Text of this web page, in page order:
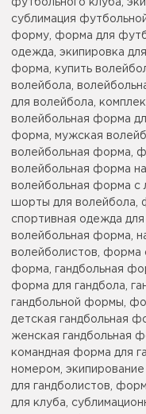
футбольного клуба,
сублимация
форму, форма для
одежда, экипировка
форма, купить
волейбола,
для волейбола,
волейбольная форма
форма, мужская
волейбольная форма,
волейбольная форма
волейбольная форма с
шорты для волейбола,
спортивная одежда
волейбольная форма,
волейболистов, форма
форма, гандбольная
форма для гандбола,
гандбольной формы,
детская гандбольная
женская гандбольная
командная форма для
номером,
для гандболистов,
для клуба,